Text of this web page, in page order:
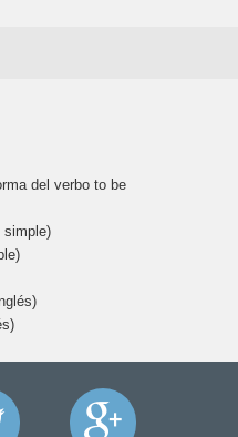
del verbo to be
simple)